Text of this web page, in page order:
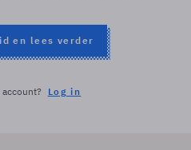
en lees verder
Log in